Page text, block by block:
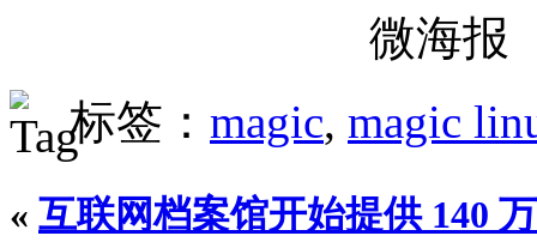
微海报
标签： magic, magic
« 互联网档案馆开始提供 140